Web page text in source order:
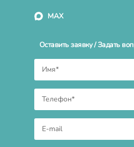
MAX
Оставить заявку / Задать